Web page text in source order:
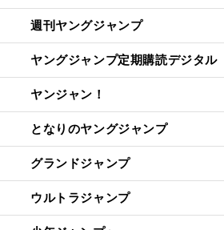
週刊ヤングジャンプ
ヤングジャンプ定期購読デジタル
ヤンジャン！
となりのヤングジャンプ
グランドジャンプ
ウルトラジャンプ